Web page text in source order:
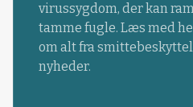
virussygdom, der kan
tamme fugle. Læs med
om alt fra
nyheder.